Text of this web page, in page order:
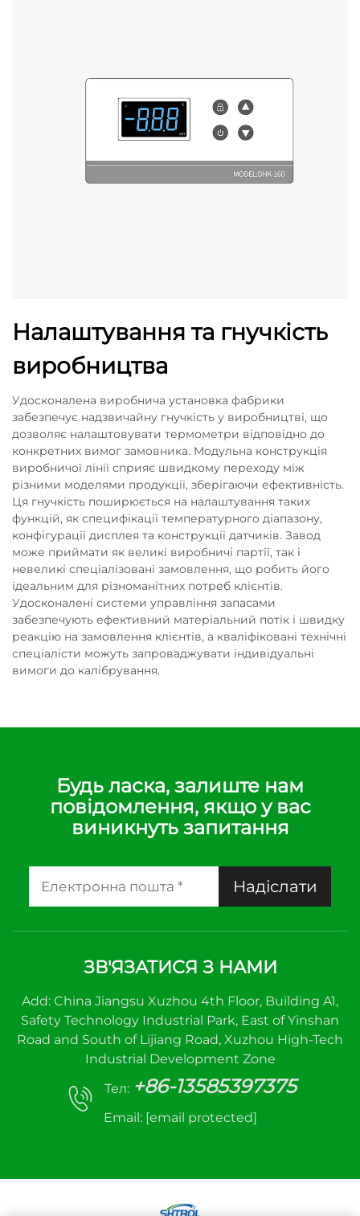
Налаштування та гнучкість
виробництва
Удосконалена виробнича установка фабрики
забезпечує надзвичайну гнучкість у виробництві, що
дозволяє налаштовувати термометри відповідно до
конкретних вимог замовника. Модульна конструкція
виробничої лінії сприяє швидкому переходу між
різними моделями продукції, зберігаючи ефективність.
Ця гнучкість поширюється на налаштування таких
функцій, як специфікації температурного діапазону,
конфігурації дисплея та конструкції датчиків. Завод
може приймати як великі виробничі партії, так і
невеликі спеціалізовані замовлення, що робить його
ідеальним для різноманітних потреб клієнтів.
Удосконалені системи управління запасами
забезпечують ефективний матеріальний потік і швидку
реакцію на замовлення клієнтів, а кваліфіковані технічні
спеціалісти можуть запроваджувати індивідуальні
вимоги до калібрування.
Будь ласка, залиште нам
повідомлення, якщо у вас
виникнуть запитання
Надіслати
ЗВ'ЯЗАТИСЯ З НАМИ
Add: China Jiangsu Xuzhou 4th Floor, Building A1,
Safety Technology Industrial Park, East of Yinshan
Road and South of Lijiang Road, Xuzhou High-Tech
Industrial Development Zone
Тел: +86-13585397375
Email: [email protected]